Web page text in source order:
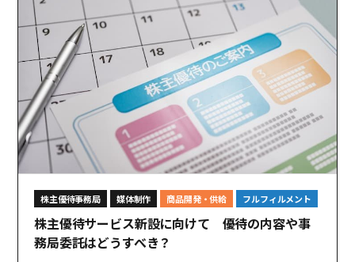
株主優待事務局 媒体制作 商品開発・供給 フルフィルメント
株主優待サービス新設に向けて 優待の内容や事
務局委託はどうすべき？